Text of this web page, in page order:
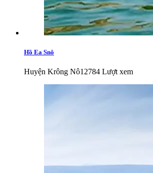
Hồ Ea Snô
Huyện Krông Nô12784 Lượt xem